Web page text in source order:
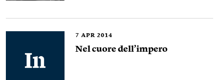
7 APR 2014
Nel cuore dell’impero